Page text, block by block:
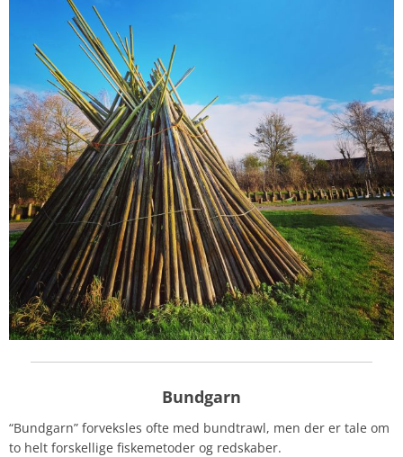
Bundgarn
“Bundgarn” forveksles ofte med bundtrawl, men der er tale om
to helt forskellige fiskemetoder og redskaber.